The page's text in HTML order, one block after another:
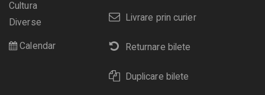
Livrare prin curier
Returnare bilete
Duplicare bilete
Cultura
Diverse
Calendar